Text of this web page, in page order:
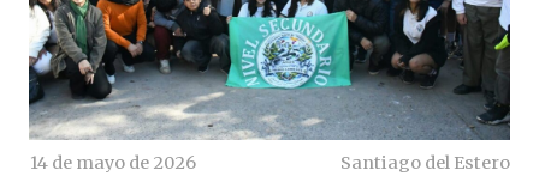
14 de mayo de 2026 Santiago del Estero